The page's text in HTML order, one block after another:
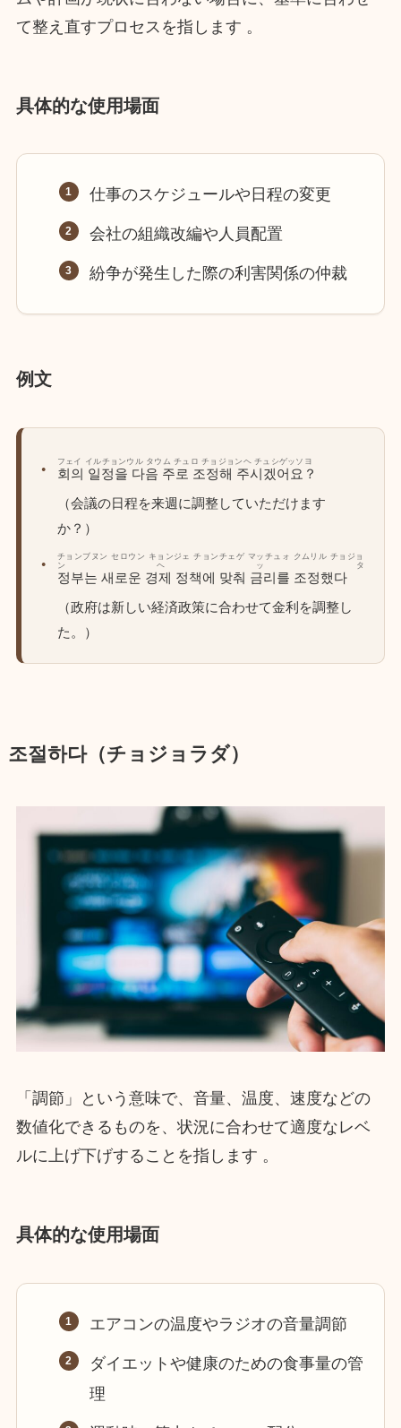
て整え直すプロセスを指します 。
具体的な使用場面
仕事のスケジュールや日程の変更
会社の組織改編や人員配置
紛争が発生した際の利害関係の仲裁
例文
회의 일정을 다음 주로 조정해 주시겠어요？
フェイ イルチョンウル タウム チュロ チョジョンヘ チュシゲッソヨ
（会議の日程を来週に調整していただけます
か？）
정부는 새로운 경제 정책에 맞춰 금리를 조정했다
チョンブヌン セロウン キョンジェ チョンチェゲ マッチュォ クムリル チョジョ
ンヘッタ
（政府は新しい経済政策に合わせて金利を調整し
た。）
조절하다（チョジョラダ）
「調節」という意味で、音量、温度、速度などの
数値化できるものを、状況に合わせて適度なレベ
ルに上げ下げすることを指します 。
具体的な使用場面
エアコンの温度やラジオの音量調節
ダイエットや健康のための食事量の管
理